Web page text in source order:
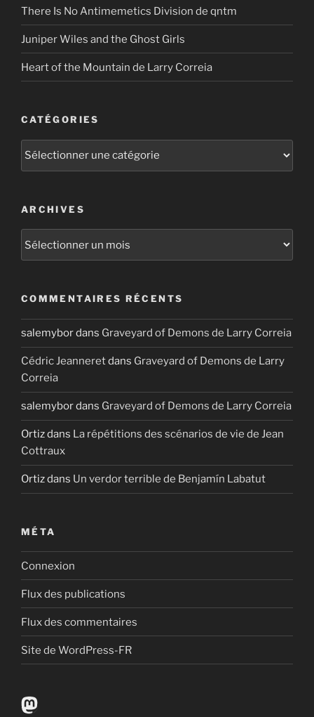
There Is No Antimemetics Division de qntm
Juniper Wiles and the Ghost Girls
Heart of the Mountain de Larry Correia
CATÉGORIES
Catégories
ARCHIVES
COMMENTAIRES RÉCENTS
salemybordans Graveyard of Demons de Larry Correia
Cédric Jeanneretdans Graveyard of Demons de Larry
Correia
salemybordans Graveyard of Demons de Larry Correia
Ortizdans La répétitions des scénarios de vie de Jean
Cottraux
Ortizdans Un verdor terrible de Benjamín Labatut
MÉTA
Connexion
Flux des publications
Flux des commentaires
Site de WordPress-FR
Mastodon